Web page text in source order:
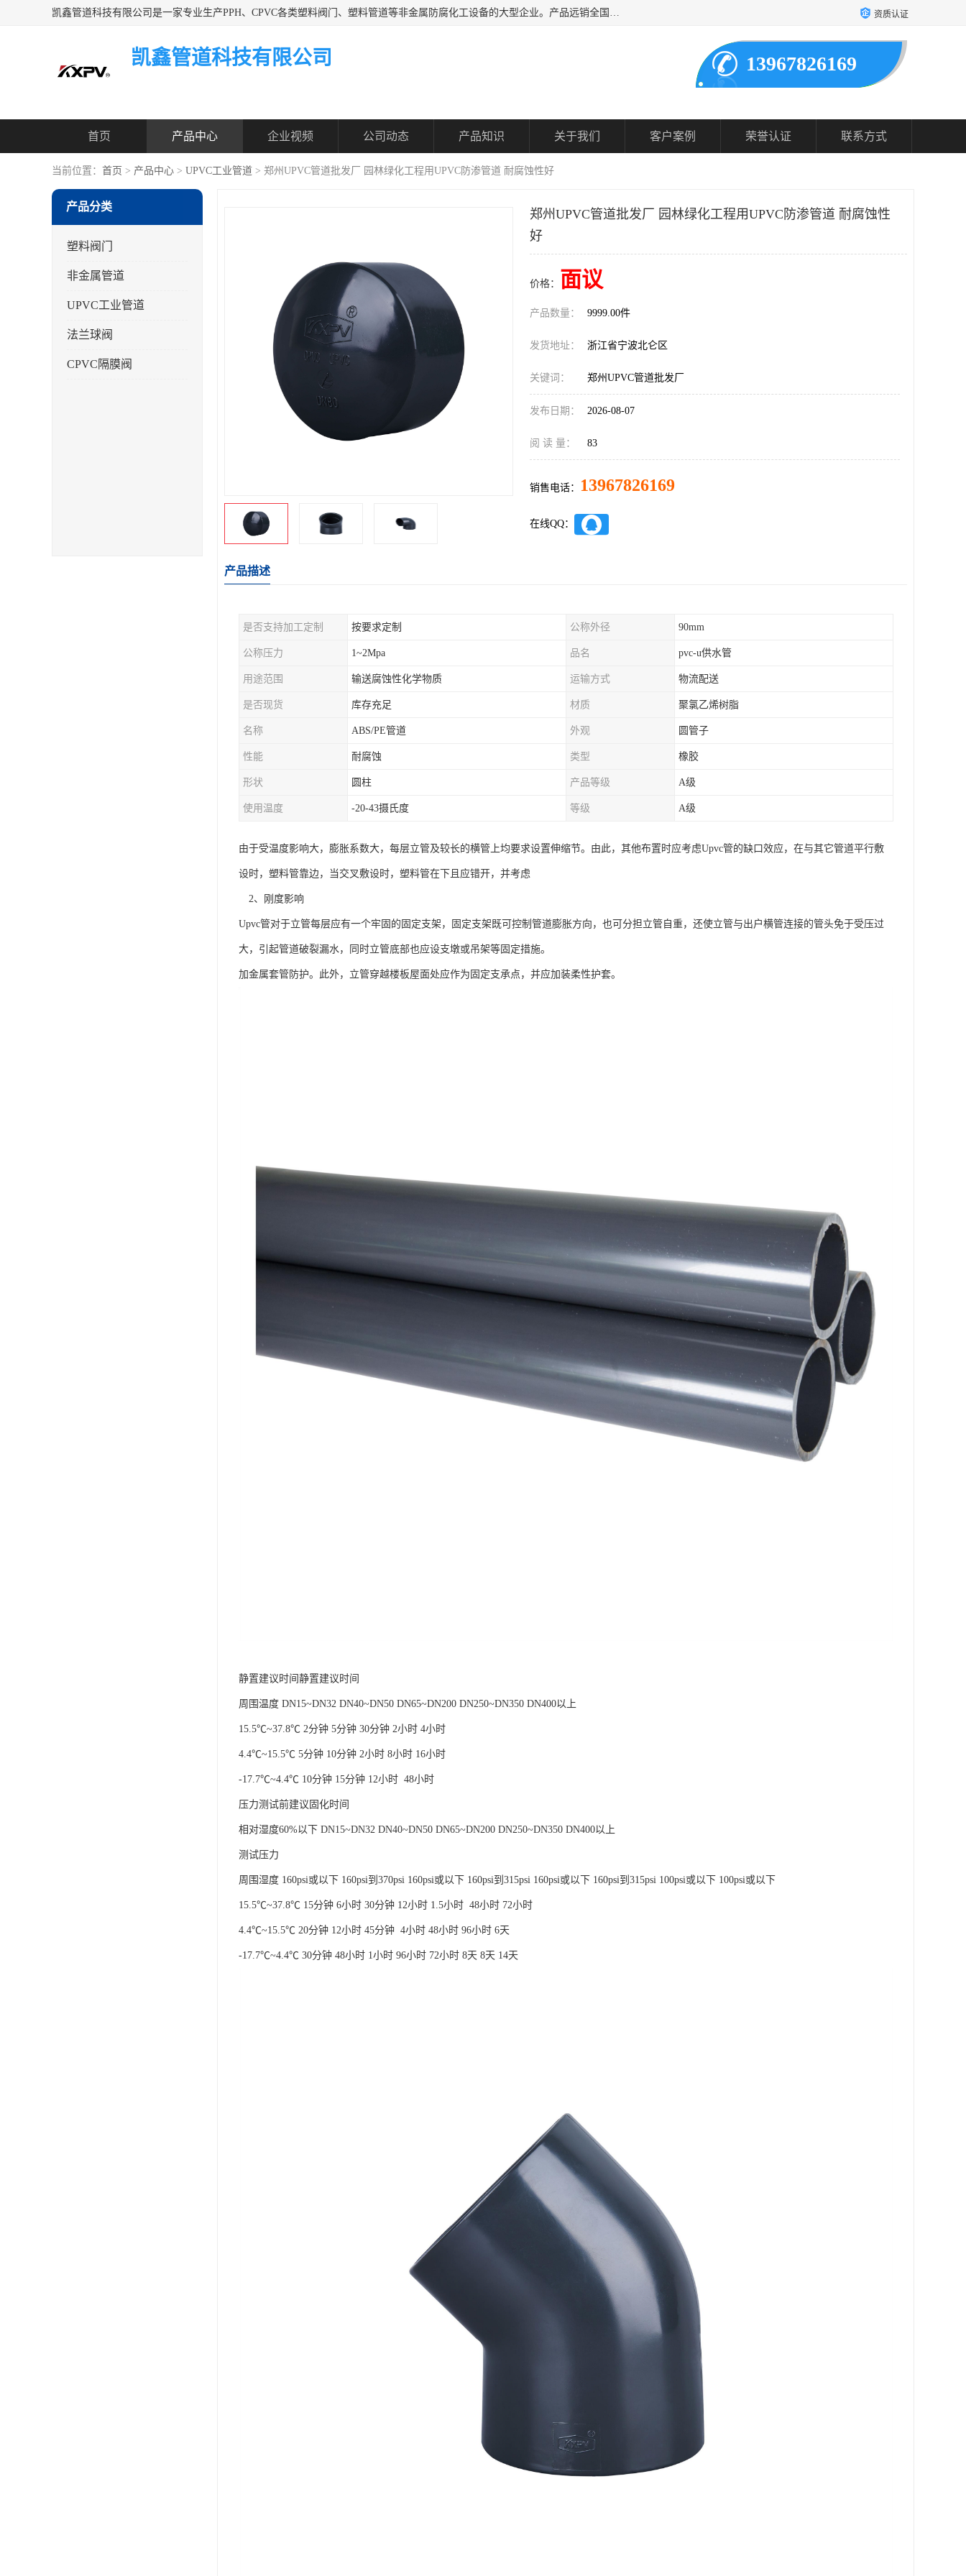
凯鑫管道科技有限公司是一家专业生产PPH、CPVC各类塑料阀门、塑料管道等非金属防腐化工设备的大型企业。产品远销全国三十一个省、市、自治区,广泛应用于化工、石油、氯碱、染料、制药、农药等行业，深受广大用户欢迎，是目前国内生产化工泵、阀门规模较大的生产基地之一。 资质认证
凯鑫管道科技有限公司 13967826169
首页 产品中心 企业视频 公司动态 产品知识 关于我们 客户案例 荣誉认证 联系方式
当前位置： 首页 > 产品中心 > UPVC工业管道 > 郑州UPVC管道批发厂 园林绿化工程用UPVC防渗管道 耐腐蚀性好
产品分类
塑料阀门
非金属管道
UPVC工业管道
法兰球阀
CPVC隔膜阀
郑州UPVC管道批发厂 园林绿化工程用UPVC防渗管道 耐腐蚀性
好
价格： 面议
产品数量： 9999.00件
发货地址： 浙江省宁波北仑区
关键词： 郑州UPVC管道批发厂
发布日期： 2026-08-07
阅 读 量： 83
销售电话： 13967826169
在线QQ：
产品描述
是否支持加工定制 按要求定制 公称外径 90mm
公称压力 1~2Mpa 品名 pvc-u供水管
用途范围 输送腐蚀性化学物质 运输方式 物流配送
是否现货 库存充足 材质 聚氯乙烯树脂
名称 ABS/PE管道 外观 圆管子
性能 耐腐蚀 类型 橡胶
形状 圆柱 产品等级 A级
使用温度 -20-43摄氏度 等级 A级
由于受温度影响大，膨胀系数大，每层立管及较长的横管上均要求设置伸缩节。由此，其他布置时应考虑Upvc管的缺口效应，在与其它管道平行敷
设时，塑料管靠边，当交叉敷设时，塑料管在下且应错开，并考虑
2、刚度影响
Upvc管对于立管每层应有一个牢固的固定支架，固定支架既可控制管道膨胀方向，也可分担立管自重，还使立管与出户横管连接的管头免于受压过
大，引起管道破裂漏水，同时立管底部也应设支墩或吊架等固定措施。
加金属套管防护。此外，立管穿越楼板屋面处应作为固定支承点，并应加装柔性护套。
静置建议时间静置建议时间
周围温度 DN15~DN32 DN40~DN50 DN65~DN200 DN250~DN350 DN400以上
15.5℃~37.8℃ 2分钟 5分钟 30分钟 2小时 4小时
4.4℃~15.5℃ 5分钟 10分钟 2小时 8小时 16小时
-17.7℃~4.4℃ 10分钟 15分钟 12小时 48小时
压力测试前建议固化时间
相对湿度60%以下 DN15~DN32 DN40~DN50 DN65~DN200 DN250~DN350 DN400以上
测试压力
周围湿度 160psi或以下 160psi到370psi 160psi或以下 160psi到315psi 160psi或以下 160psi到315psi 100psi或以下 100psi或以下
15.5℃~37.8℃ 15分钟 6小时 30分钟 12小时 1.5小时 48小时 72小时
4.4℃~15.5℃ 20分钟 12小时 45分钟 4小时 48小时 96小时 6天
-17.7℃~4.4℃ 30分钟 48小时 1小时 96小时 72小时 8天 8天 14天